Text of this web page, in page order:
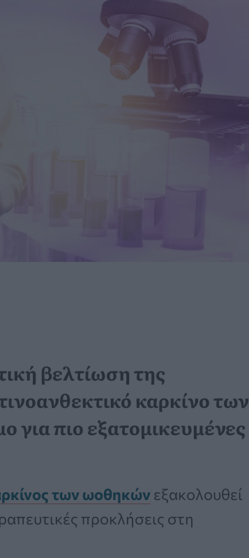
βελτίωση της
καρκίνο των
για πιο εξατομικευμένες
των ωοθηκώνεξακολουθεί
προκλήσεις στη